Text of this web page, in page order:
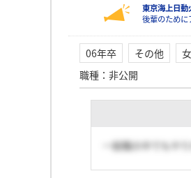
東京海上日
後輩のために
06年卒 その他
職種 ： 非公開
一般職の中でもや